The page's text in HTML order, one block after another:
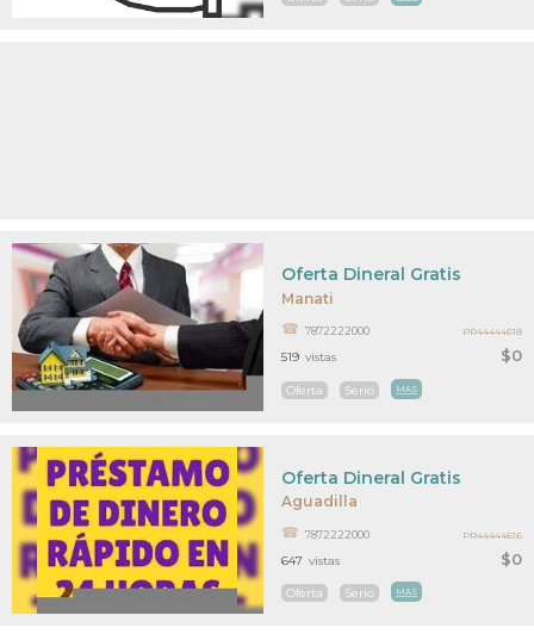
Manati
$0
Oferta Dineral Gratis
7872222000
Oferta Serio MAS
519 vistas
PR44444618
Aguadilla
$0
Oferta Dineral Gratis
7872222000
Oferta Serio MAS
647 vistas
PR44444616